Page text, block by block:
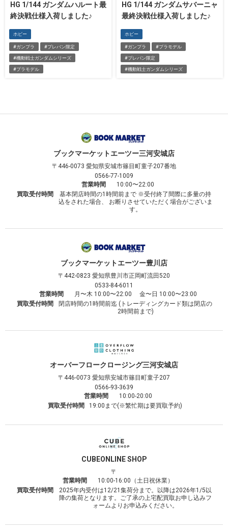
HG 1/144 ガンダムハルート最
終決戦仕様入荷しました♪
ホビー
#ガンプラ #プレバン限定
#機動戦士ガンダムシリーズ
#プラモデル
HG 1/144 ガンダムサバーニャ
最終決戦仕様入荷しました♪
ホビー
#ガンプラ #プラモデル
#プレバン限定
#機動戦士ガンダムシリーズ
ブックマーケットエーツー三河安城店
〒446-0073 愛知県安城市篠目町童子207番地
0566-77-1009
営業時間
10:00〜22:00
買取受付時間
基本閉店時間の1時間前まで ※受付終了間際に多量の持
込をされた場合、 お断りさせていただく場合がございま
す。
ブックマーケットエーツー豊川店
〒442-0823 愛知県豊川市正岡町流田520
0533-84-6011
営業時間
月〜木 10:00〜22:00 金〜日 10:00〜23:00
買取受付時間
閉店時間の1時間前迄 (トレーディングカード類は閉店の
2時間前まで)
オーバーフロークロージング三河安城店
〒446-0073 愛知県安城市篠目町童子207
0566-93-3639
営業時間
10:00-20:00
買取受付時間
19:00まで(※繁忙期は要買取予約)
CUBEONLINE SHOP
〒
営業時間
10:00-16:00（土日祝休業）
買取受付時間
2025年内受付は12/21集荷分まで。以降は2026年1/5以
降の集荷となります。ご了承の上宅配買取お申し込みフ
ォームよりお申込みください。